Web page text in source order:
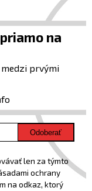
na
medzi prvými
Odoberať
len za týmto
ochrany
na odkaz, ktorý